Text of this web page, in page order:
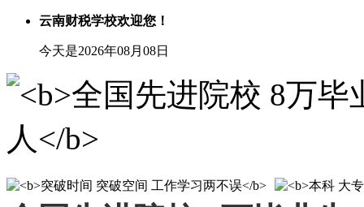
云南财税学校欢迎您！
今天是2026年08月08日